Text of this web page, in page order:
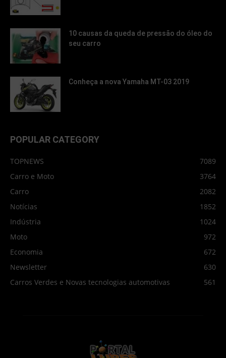
10 causas da queda de pressão do óleo do
seu carro
Conheça a nova Yamaha MT-03 2019
POPULAR CATEGORY
TOPNEWS
7089
Carro e Moto
3764
Carro
2082
Notícias
1852
Indústria
1024
Moto
972
Economia
672
Newsletter
630
Carros Verdes e Novas tecnologias automotivas
561